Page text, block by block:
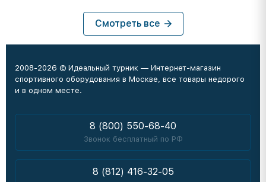
Смотреть все
2008-2026 © Идеальный турник — Интернет-магазин
спортивного оборудования в Москве, все товары недорого
и в одном месте.
8 (800) 550-68-40
Звонок бесплатный по РФ
8 (812) 416-32-05